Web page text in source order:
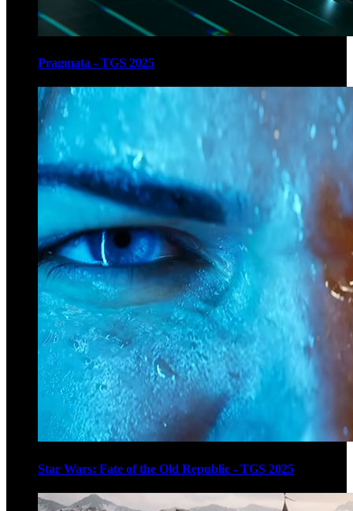
Pragmata - TGS 2025
Star Wars: Fate of the Old Republic - TGS 2025